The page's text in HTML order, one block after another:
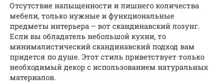
Отсутствие напыщенности и лишнего количества
мебели, только нужные и функциональные
предметы интерьера – вот скандинавский лозунг.
Если вы обладатель небольшой кухни, то
минималистический скандинавский подход вам
придется по душе. Этот стиль приветствует только
необходимый декор с использованием натуральных
материалов.